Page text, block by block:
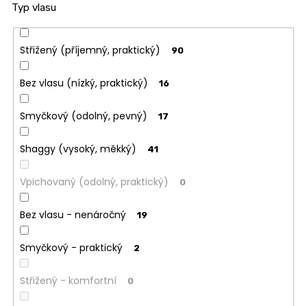
Typ vlasu
Střižený (příjemný, praktický) 90
Bez vlasu (nízký, praktický) 16
Smyčkový (odolný, pevný) 17
Shaggy (vysoký, měkký) 41
Vpichovaný (odolný, praktický) 0
Bez vlasu - nenáročný 19
Smyčkový - praktický 2
Střižený - komfortní 0